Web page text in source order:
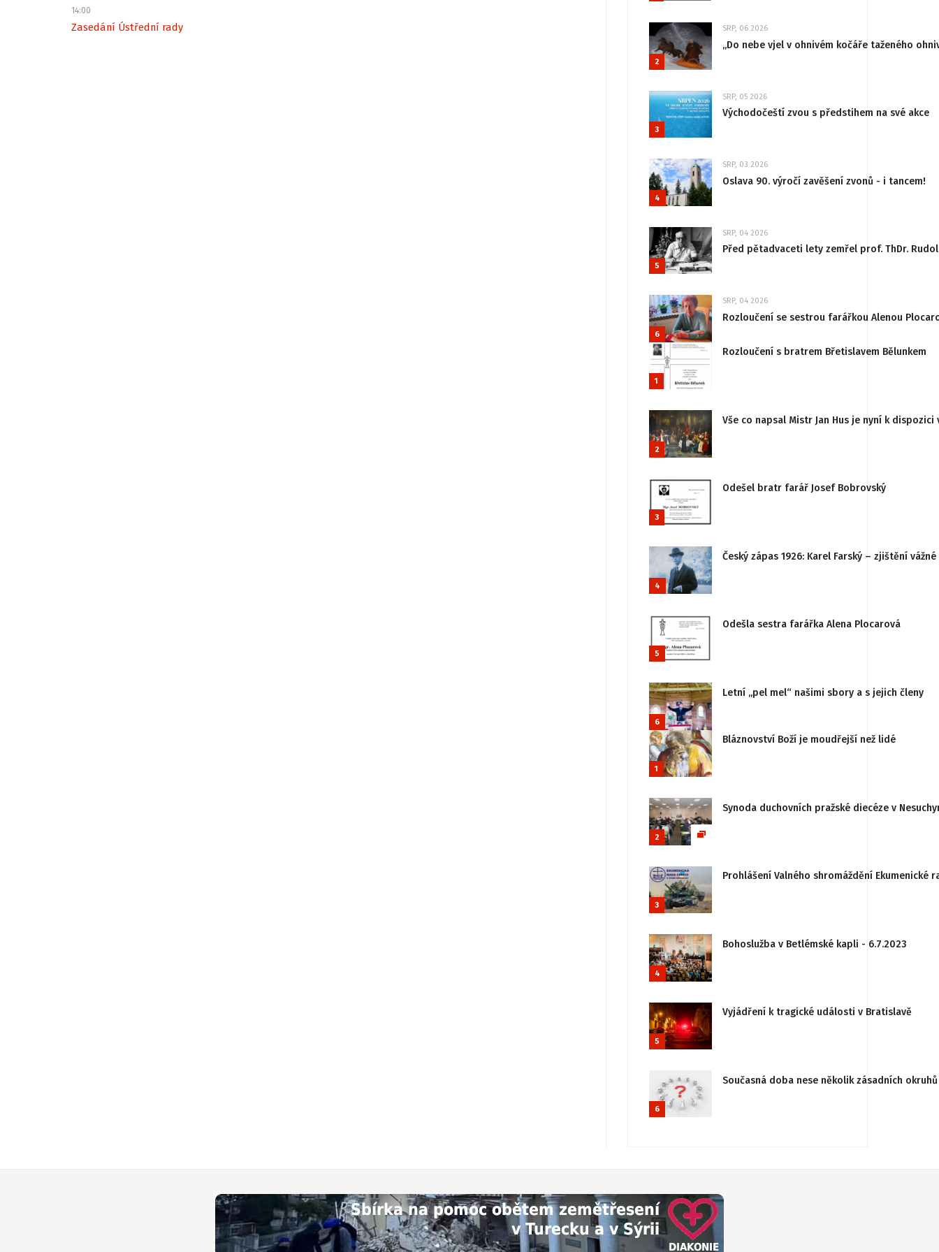
14:00
Zasedání Ústřední rady
2
SRP, 06 2026
„Do nebe vjel v ohnivém kočáře taženého
3
SRP, 05 2026
Východočeští zvou s předstihem na své akce
4
SRP, 03 2026
Oslava 90. výročí zavěšení zvonů - i tancem!
5
SRP, 04 2026
Před pětadvaceti lety zemřel prof. ThDr.
6
SRP, 04 2026
Rozloučení se sestrou farářkou Alenou
1
Rozloučení s bratrem Břetislavem Bělunkem
2
Vše co napsal Mistr Jan Hus je nyní k
3
Odešel bratr farář Josef Bobrovský
4
Český zápas 1926: Karel Farský – zjištění
5
Odešla sestra farářka Alena Plocarová
6
Letní „pel mel“ našimi sbory a s jejich členy
1
Bláznovství Boží je moudřejší než lidé
2
Synoda duchovních pražské diecéze v
3
Prohlášení Valného shromáždění
4
Bohoslužba v Betlémské kapli - 6.7.2023
5
Vyjádření k tragické události v Bratislavě
6
Současná doba nese několik zásadních